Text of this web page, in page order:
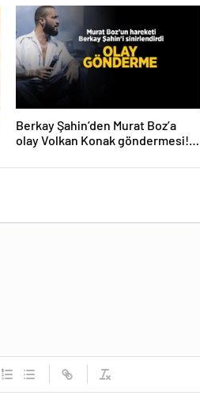
Berkay Şahin’den Murat Boz’a
olay Volkan Konak göndermesi!